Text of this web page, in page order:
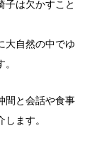
子は欠かすこと
大自然の中でゆ
間と会話や食事
ます。